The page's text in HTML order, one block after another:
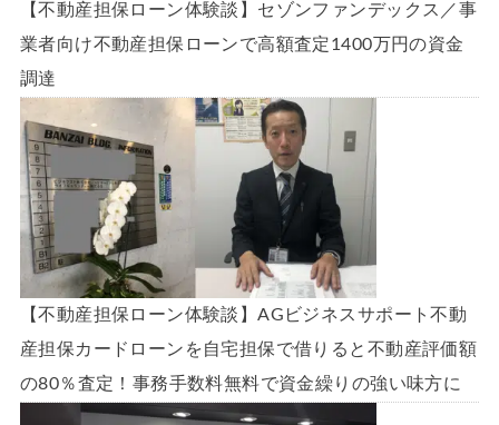
【不動産担保ローン体験談】セゾンファンデックス／事
業者向け不動産担保ローンで高額査定1400万円の資金
調達
【不動産担保ローン体験談】AGビジネスサポート不動
産担保カードローンを自宅担保で借りると不動産評価額
の80％査定！事務手数料無料で資金繰りの強い味方に